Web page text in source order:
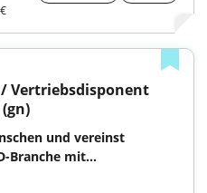
Vertriebsdisponent
und vereinst
Branche mit...